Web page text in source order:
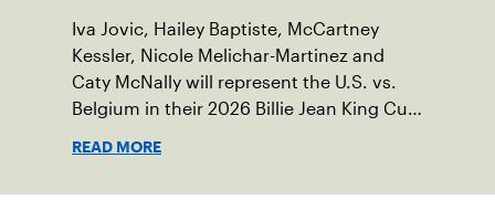
Iva Jovic, Hailey Baptiste, McCartney
Kessler, Nicole Melichar-Martinez and
Caty McNally will represent the U.S. vs.
Belgium in their 2026 Billie Jean King Cup
READ MORE